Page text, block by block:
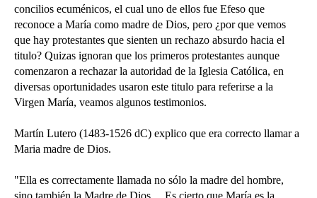
concilios ecuménicos, el cual uno de ellos fue Efeso que
reconoce a María como madre de Dios, pero ¿por que vemos
que hay protestantes que sienten un rechazo absurdo hacia el
titulo? Quizas ignoran que los primeros protestantes aunque
comenzaron a rechazar la autoridad de la Iglesia Católica, en
diversas oportunidades usaron este titulo para referirse a la
Virgen María, veamos algunos testimonios.
Martín Lutero (1483-1526 dC) explico que era correcto llamar a
Maria madre de Dios.
"Ella es correctamente llamada no sólo la madre del hombre,
sino también la Madre de Dios ... Es cierto que María es la